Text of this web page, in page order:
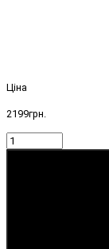
Ціна
2199грн.